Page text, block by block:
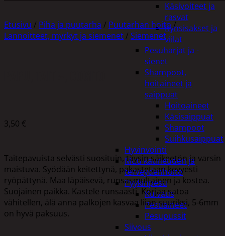
Käsivoiteet ja
rasvat
Kynsisakset ja
viilat
Pesuharjat ja -
sienet
Shampoot,
hoitaineet ja
saippuat
Hoitoaineet
Käsisaippuat
Shampoot
Suihkusaippuat
Hyvinvointi
Muu kauneuden ja
terveydenhoito
Pyykinpesu
Kuivaus
Pesuaineet
Pesupussit
Siivous
Etusivu / Piha ja puutarha / Puutarhan hoito/
Lannoitteet, myrkyt ja siemenet / Siemenet
3,50 €
Taitepavuista selvästi suosituin, täysin säikeetön ja varsin
maistuva. Syödään keitettynä, pakastetaan kevyesti
ryöpättynä. Maa läpäisevä, runsasmultainen ja kostea.
Suojainen paikka. Kastele runsaasti. Korjaa satoa
vähitellen, älä anna palkojen kasvaa liian suuriksi, 5-6mm
on hyvä paksuus.